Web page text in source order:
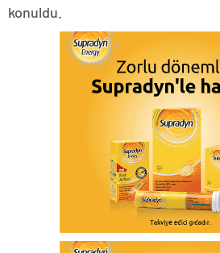
konuldu.